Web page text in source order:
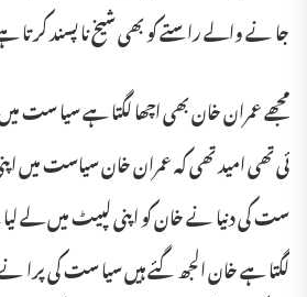
جا نے والے راستے کو بھی شیخ نا پسند کر
مجھے عمران خان بھی اچھا لگتا ہے سیا ست
ئی تھی امید تھی کہ عمران خان سیاست میں
ست کی دنیا نے خان کو اپنی لپیٹ میں لے
لگتا ہے خان الجھ گئے ہیں سیا ست کی پرا نے